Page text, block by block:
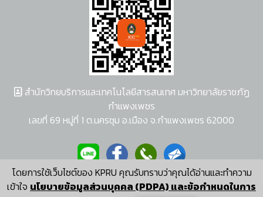
โดยการใช้เว็บไซต์ของ KPRU คุณรับทราบว่าคุณได้อ่านและทำความ
เข้าใจ นโยบายข้อมูลส่วนบุคคล (PDPA) และข้อกำหนดในการ
สำนักวิทยบริการและเทคโนโลยีสารสนเทศ มหาวิทยาลัยราชภัฏ
กำแพงเพชร
เลขที่ 69 หมู่ที่ 1 ต.นครชุม อ.เมือง จ.กำแพงเพชร 62000
ผู้พัฒนาระบบ อนุชา พวงผกา